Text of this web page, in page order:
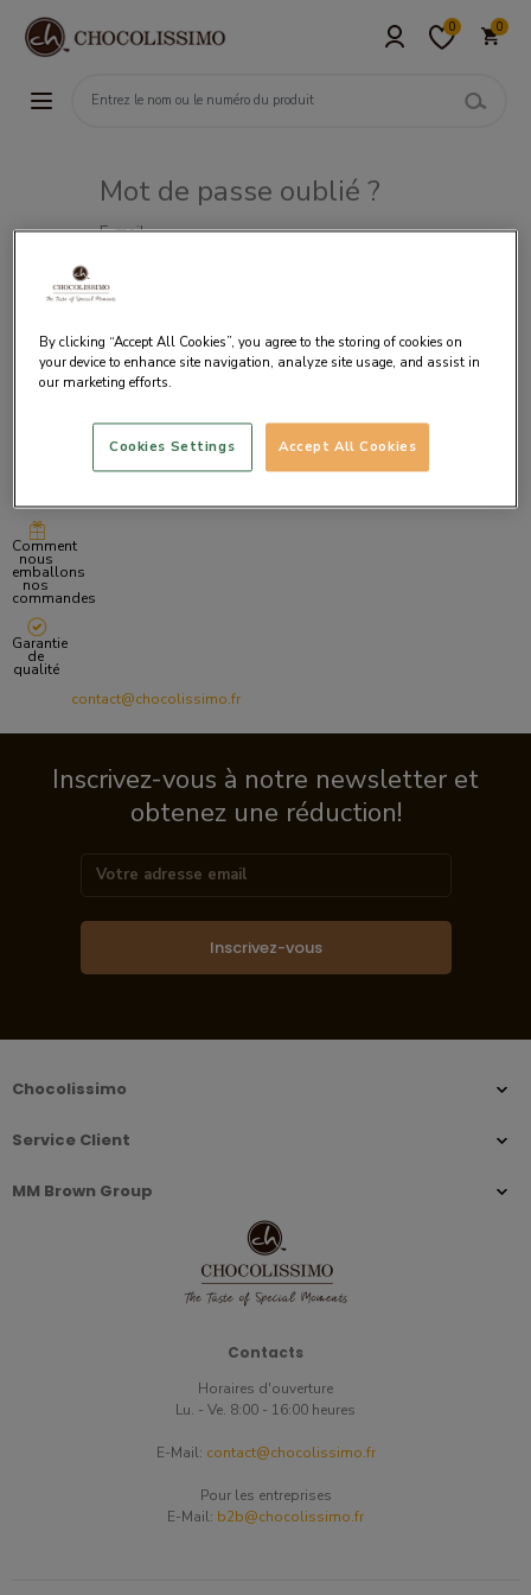
0 0
Mot de passe oublié ?
E-mail
d’achat
Comment
nous
emballons
nos
commandes
Garantie
de
qualité
contact@chocolissimo.fr
Inscrivez-vous à notre newsletter et
obtenez une réduction!
Inscrivez-vous
Chocolissimo
Service Client
MM Brown Group
Contacts
Horaires d'ouverture
Lu. - Ve. 8:00 - 16:00 heures
E-Mail: contact@chocolissimo.fr
Pour les entreprises
E-Mail: b2b@chocolissimo.fr
By clicking “Accept All Cookies”, you agree to the storing of cookies on
your device to enhance site navigation, analyze site usage, and assist in
our marketing efforts.
Accept All Cookies
Cookies Settings